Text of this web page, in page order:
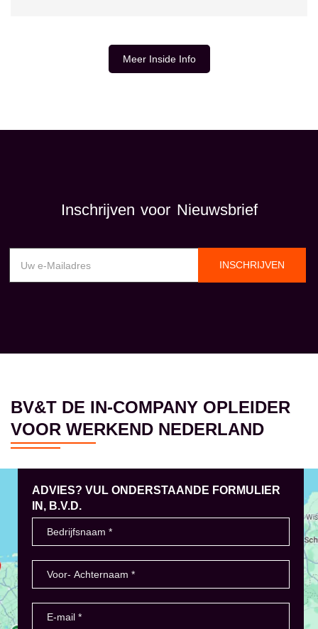
Meer Inside Info
Inschrijven voor Nieuwsbrief
INSCHRIJVEN
BV&T DE IN-COMPANY OPLEIDER
VOOR WERKEND NEDERLAND
ADVIES? VUL ONDERSTAANDE FORMULIER
IN, B.V.D.